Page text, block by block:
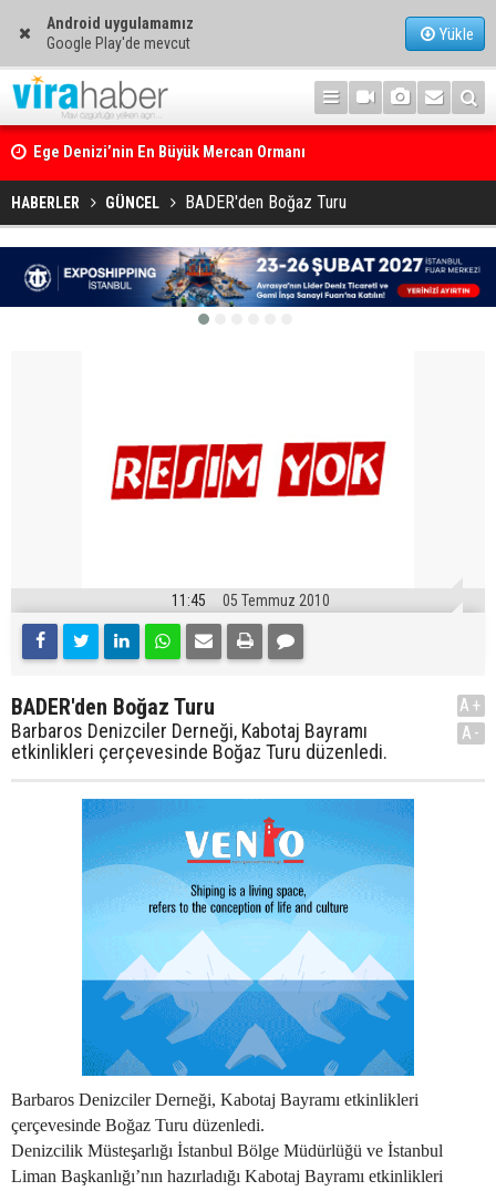
Android uygulamamız
Google Play'de mevcut
Yükle
Ege Denizi’nin En Büyük Mercan Ormanı
HABERLER GÜNCEL BADER'den Boğaz Turu
11:45 05 Temmuz 2010
BADER'den Boğaz Turu
Barbaros Denizciler Derneği, Kabotaj Bayramı
etkinlikleri çerçevesinde Boğaz Turu düzenledi.
A+
A-
Barbaros Denizciler Derneği, Kabotaj Bayramı etkinlikleri
çerçevesinde Boğaz Turu düzenledi.
Denizcilik Müsteşarlığı İstanbul Bölge Müdürlüğü ve İstanbul
Liman Başkanlığı’nın hazırladığı Kabotaj Bayramı etkinlikleri